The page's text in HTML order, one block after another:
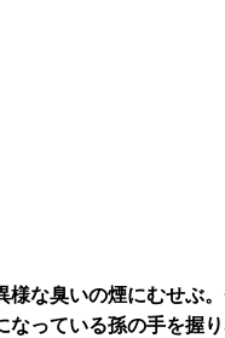
な臭いの煙にむせぶ
っている孫の手を握